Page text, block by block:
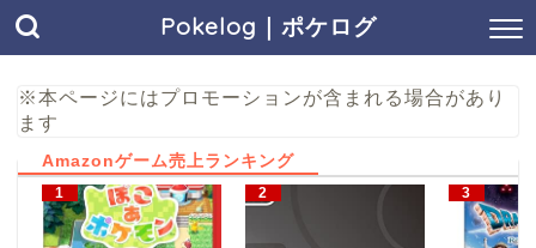
Pokelog｜ポケログ
※本ページにはプロモーションが含まれる場合があり
ます
Amazonゲーム売上ランキング